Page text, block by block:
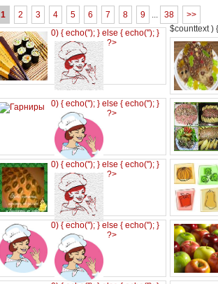
1 2 3 4 5 6 7 8 9 ... 38
>>
$counttext )
0) { echo(''); } else { echo(''); }
?>
0) { echo(''); } else { echo(''); }
?>
0) { echo(''); } else { echo(''); }
?>
0) { echo(''); } else { echo(''); }
?>